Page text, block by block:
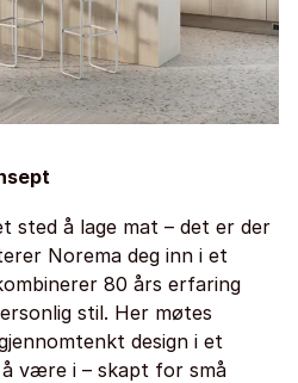
sted å lage mat – det er der
Norema deg inn i et
80 års erfaring
stil. Her møtes
design i et
være i – skapt for små